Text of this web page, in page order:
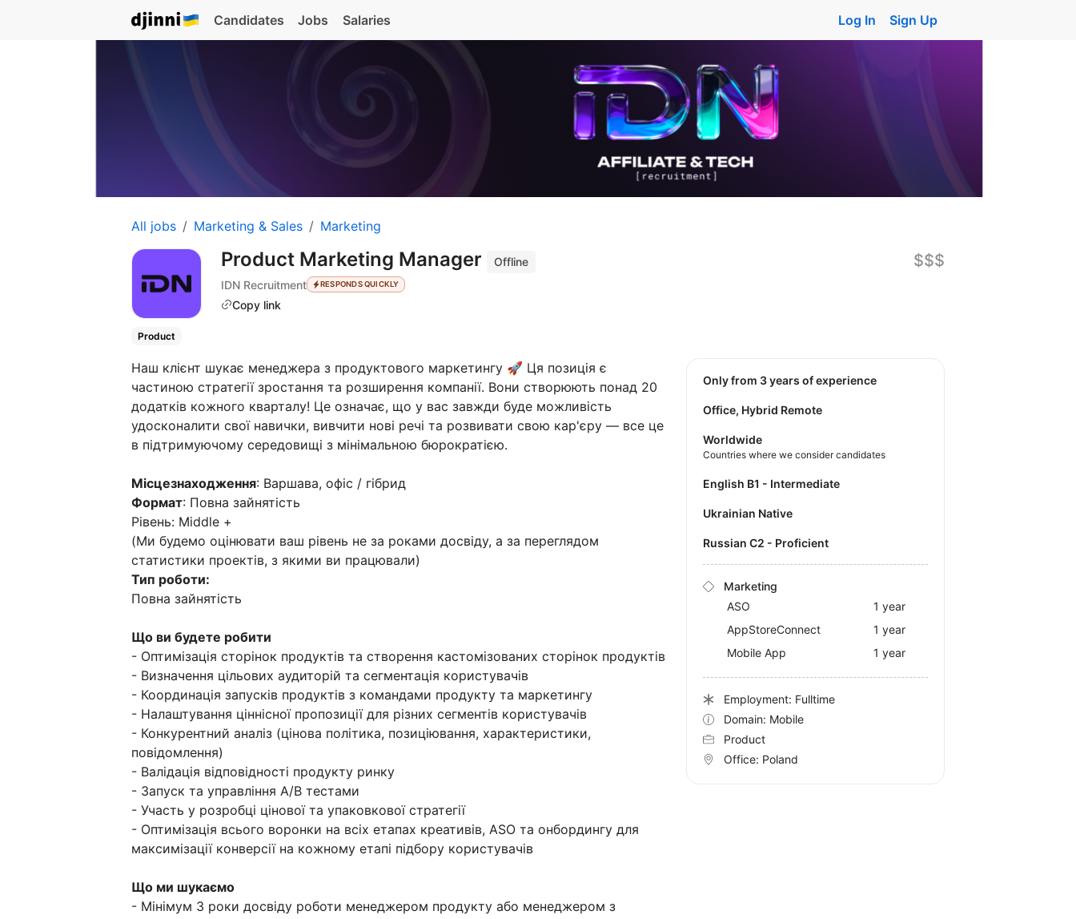
Candidates Jobs Salaries Log In Sign Up
All jobs Marketing & Sales Marketing
Product Marketing Manager
Offline
IDN Recruitment
RESPONDS QUICKLY
Copy link
$$$
Product
Наш клієнт шукає менеджера з продуктового маркетингу 🚀 Ця позиція є
частиною стратегії зростання та розширення компанії. Вони створюють понад 20
додатків кожного кварталу! Це означає, що у вас завжди буде можливість
удосконалити свої навички, вивчити нові речі та розвивати свою кар'єру — все це
в підтримуючому середовищі з мінімальною бюрократією.
Місцезнаходження: Варшава, офіс / гібрид
Формат: Повна зайнятість
Рівень: Middle +
(Ми будемо оцінювати ваш рівень не за роками досвіду, а за переглядом
статистики проектів, з якими ви працювали)
Тип роботи:
Повна зайнятість
Що ви будете робити
- Оптимізація сторінок продуктів та створення кастомізованих сторінок продуктів
- Визначення цільових аудиторій та сегментація користувачів
- Координація запусків продуктів з командами продукту та маркетингу
- Налаштування ціннісної пропозиції для різних сегментів користувачів
- Конкурентний аналіз (цінова політика, позиціювання, характеристики,
повідомлення)
- Валідація відповідності продукту ринку
- Запуск та управління A/B тестами
- Участь у розробці цінової та упаковкової стратегії
- Оптимізація всього воронки на всіх етапах креативів, ASO та онбордингу для
максимізації конверсії на кожному етапі підбору користувачів
Що ми шукаємо
- Мінімум 3 роки досвіду роботи менеджером продукту або менеджером з
Only from 3 years of experience
Office, Hybrid Remote
Worldwide
Countries where we consider candidates
English B1 - Intermediate
Ukrainian Native
Russian C2 - Proficient
Marketing
ASO
1 year
AppStoreConnect
1 year
Mobile App
1 year
Employment: Fulltime
Domain: Mobile
Product
Office: Poland